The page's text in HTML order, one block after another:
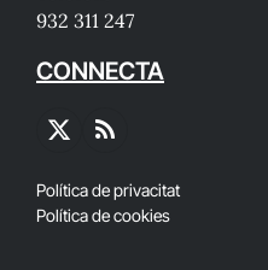
932 311 247
CONNECTA
X
RSS
Política de privacitat
Política de cookies